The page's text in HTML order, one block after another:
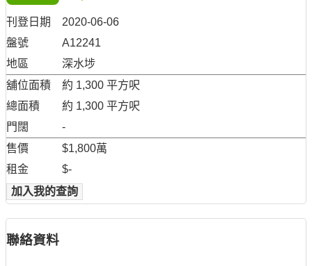
刊登日期
2020-06-06
盤號
A12241
地區
深水埗
舖位面積
約 1,300 平方呎
總面積
約 1,300 平方呎
門闊
-
售價
$1,800萬
租金
$-
加入我的查詢
聯絡資料